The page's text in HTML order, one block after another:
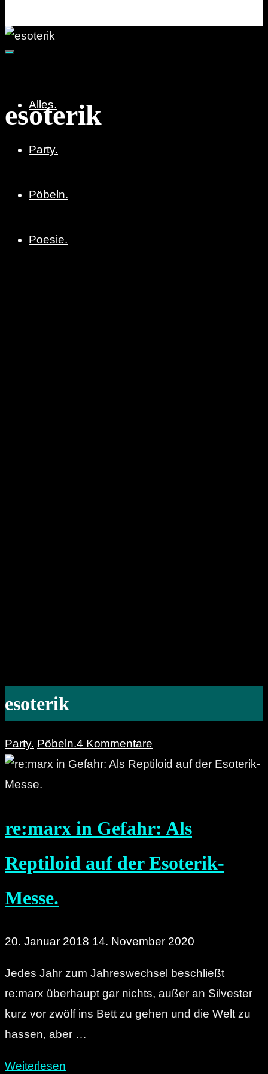
Alles.
Party.
Pöbeln.
Poesie.
esoterik
esoterik
Party. Pöbeln.4 Kommentare
re:marx in Gefahr: Als
Reptiloid auf der Esoterik-
Messe.
20. Januar 2018 14. November 2020
Jedes Jahr zum Jahreswechsel beschließt
re:marx überhaupt gar nichts, außer an Silvester
kurz vor zwölf ins Bett zu gehen und die Welt zu
hassen, aber …
Weiterlesen